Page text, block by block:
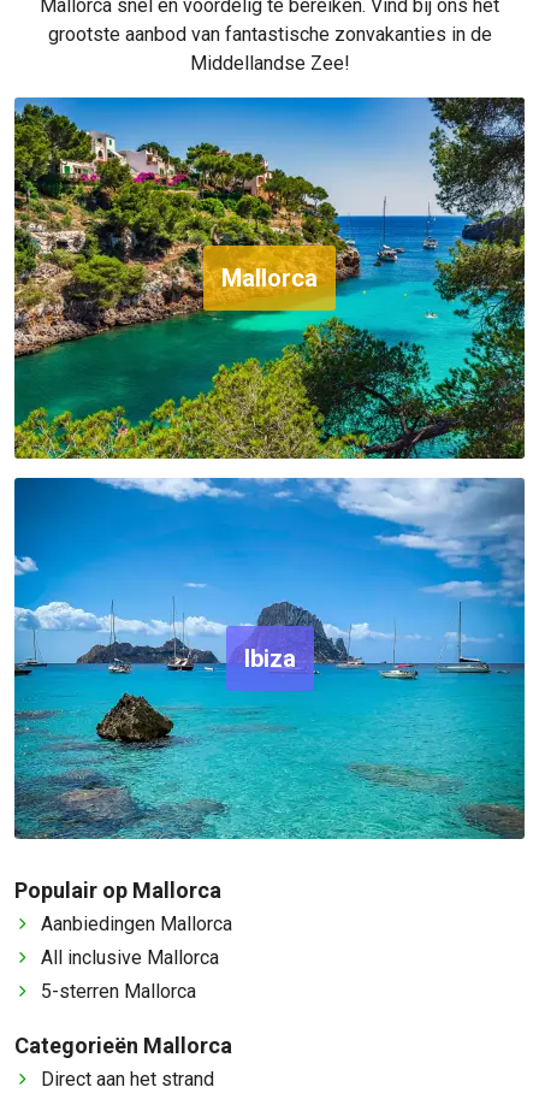
Mallorca snel en voordelig te bereiken. Vind bij ons het
grootste aanbod van fantastische zonvakanties in de
Middellandse Zee!
Mallorca
Ibiza
Populair op Mallorca
Aanbiedingen Mallorca
All inclusive Mallorca
5-sterren Mallorca
Categorieën Mallorca
Direct aan het strand